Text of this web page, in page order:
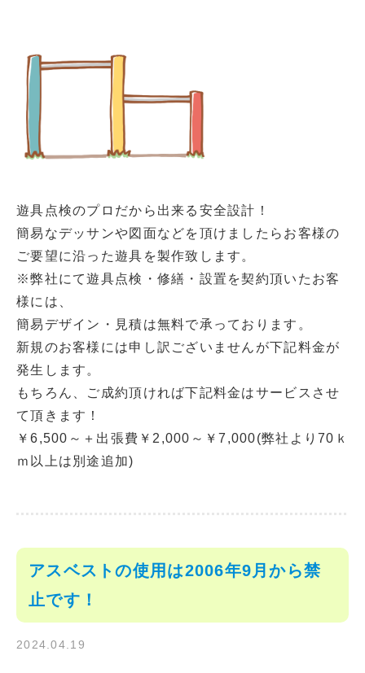
遊具点検のプロだから出来る安全設計！
簡易なデッサンや図面などを頂けましたらお客様の
ご要望に沿った遊具を製作致します。
※弊社にて遊具点検・修繕・設置を契約頂いたお客
様には、
簡易デザイン・見積は無料で承っております。
新規のお客様には申し訳ございませんが下記料金が
発生します。
もちろん、ご成約頂ければ下記料金はサービスさせ
て頂きます！
￥6,500～＋出張費￥2,000～￥7,000(弊社より70ｋ
ｍ以上は別途追加)
アスベストの使用は2006年9月から禁
止です！
2024.04.19